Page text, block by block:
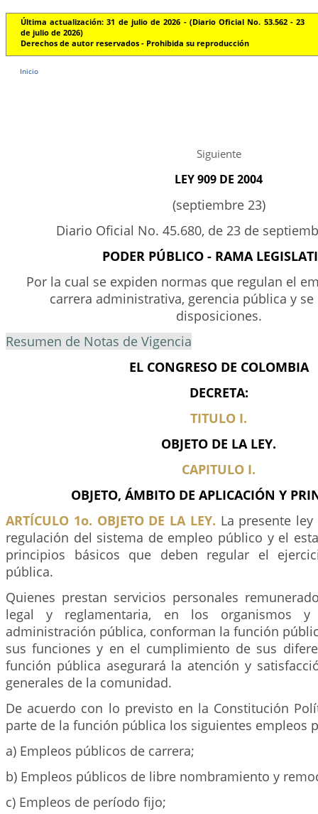
Última actualización: 31 de julio de 2026 - (Diario Oficial No. 53.562 - 23
de julio de 2026)
Derechos de autor reservados - Prohibida su reproducción
Inicio
Siguiente
LEY 909 DE 2004
(septiembre 23)
Diario Oficial No. 45.680, de 23 de
PODER PÚBLICO - RAMA
Por la cual se expiden normas que regulan el
carrera administrativa, gerencia pública y
disposiciones.
Resumen de Notas de Vigencia
EL CONGRESO DE COLOMBIA
DECRETA:
TITULO I.
OBJETO DE LA LEY.
CAPITULO I.
OBJETO, ÁMBITO DE APLICACIÓN Y
ARTÍCULO 1o. OBJETO DE LA LEY. La presente
regulación del sistema de empleo público y el
principios básicos que deben regular el
pública.
Quienes prestan servicios personales
legal y reglamentaria, en los organismos
administración pública, conforman la función
sus funciones y en el cumplimiento de sus
función pública asegurará la atención y
generales de la comunidad.
De acuerdo con lo previsto en la Constitución
parte de la función pública los siguientes empleos
a) Empleos públicos de carrera;
b) Empleos públicos de libre nombramiento y
c) Empleos de período fijo;